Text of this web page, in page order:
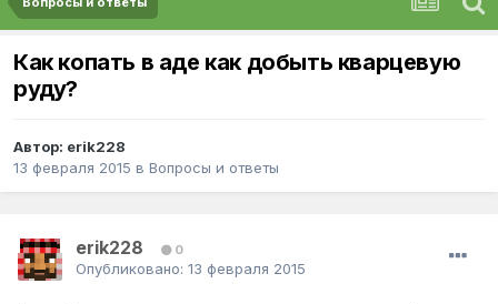
Как копать в аде как добыть кварцевую
руду?
Автор: erik228
13 февраля 2015 в Вопросы и ответы
erik228 0
Опубликовано: 13 февраля 2015